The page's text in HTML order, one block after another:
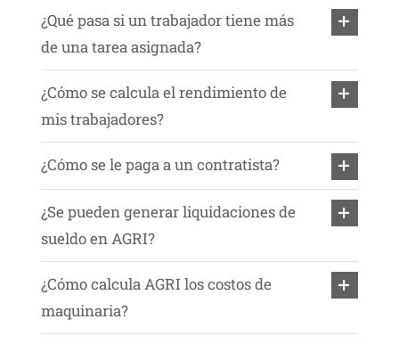
¿Qué pasa si un trabajador tiene más
de una tarea asignada?
¿Cómo se calcula el rendimiento de
mis trabajadores?
¿Cómo se le paga a un contratista?
¿Se pueden generar liquidaciones de
sueldo en AGRI?
¿Cómo calcula AGRI los costos de
maquinaria?